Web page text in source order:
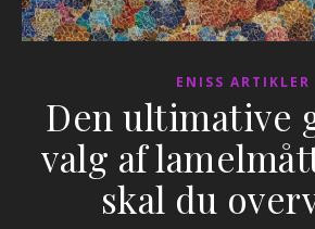
ENISS ARTIKLER
Den ultimative
valg af
skal du